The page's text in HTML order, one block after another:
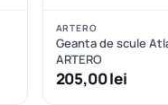
ARTERO
Geanta de scule
ARTERO
205,00 lei